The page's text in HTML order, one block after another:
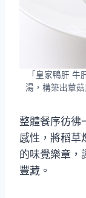
「皇家鴨肝
湯，構築出蕈
整體餐序彷彿
感性，將稻草
的味覺樂章，
豐藏。